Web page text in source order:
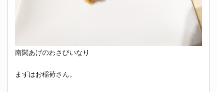
南関あげのわさびいなり
まずはお稲荷さん。